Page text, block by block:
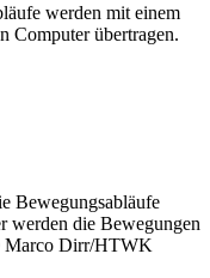
werden mit einem
Computer übertragen.
Bewegungsabläufe
werden die Bewegungen
Dirr/HTWK